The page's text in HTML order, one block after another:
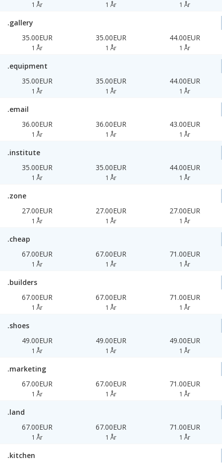
1 År 1 År 1 År
.gallery
35.00EUR
1 År
35.00EUR
1 År
44.00EUR
1 År
.equipment
35.00EUR
1 År
35.00EUR
1 År
44.00EUR
1 År
.email
36.00EUR
1 År
36.00EUR
1 År
43.00EUR
1 År
.institute
35.00EUR
1 År
35.00EUR
1 År
44.00EUR
1 År
.zone
27.00EUR
1 År
27.00EUR
1 År
27.00EUR
1 År
.cheap
67.00EUR
1 År
67.00EUR
1 År
71.00EUR
1 År
.builders
67.00EUR
1 År
67.00EUR
1 År
71.00EUR
1 År
.shoes
49.00EUR
1 År
49.00EUR
1 År
49.00EUR
1 År
.marketing
67.00EUR
1 År
67.00EUR
1 År
71.00EUR
1 År
.land
67.00EUR
1 År
67.00EUR
1 År
71.00EUR
1 År
.kitchen